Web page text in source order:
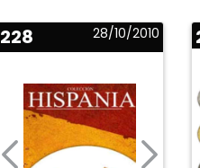
228 28/10/2010